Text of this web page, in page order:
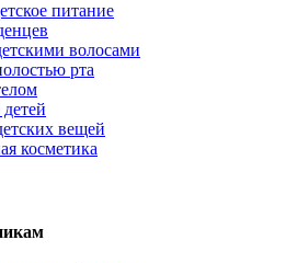
питание
волосами
рта
вещей
косметика